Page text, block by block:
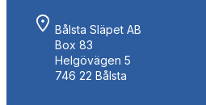
Bålsta Släpet AB
Box 83
Helgövägen 5
746 22 Bålsta